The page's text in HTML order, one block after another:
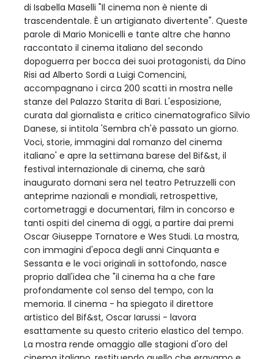
di Isabella Maselli "Il cinema non è niente di
trascendentale. È un artigianato divertente". Queste
parole di Mario Monicelli e tante altre che hanno
raccontato il cinema italiano del secondo
dopoguerra per bocca dei suoi protagonisti, da Dino
Risi ad Alberto Sordi a Luigi Comencini,
accompagnano i circa 200 scatti in mostra nelle
stanze del Palazzo Starita di Bari. L'esposizione,
curata dal giornalista e critico cinematografico Silvio
Danese, si intitola 'Sembra ch'è passato un giorno.
Voci, storie, immagini dal romanzo del cinema
italiano' e apre la settimana barese del Bif&st, il
festival internazionale di cinema, che sarà
inaugurato domani sera nel teatro Petruzzelli con
anteprime nazionali e mondiali, retrospettive,
cortometraggi e documentari, film in concorso e
tanti ospiti del cinema di oggi, a partire dai premi
Oscar Giuseppe Tornatore e Wes Studi. La mostra,
con immagini d'epoca degli anni Cinquanta e
Sessanta e le voci originali in sottofondo, nasce
proprio dall'idea che "il cinema ha a che fare
profondamente col senso del tempo, con la
memoria. Il cinema - ha spiegato il direttore
artistico del Bif&st, Oscar Iarussi - lavora
esattamente su questo criterio elastico del tempo.
La mostra rende omaggio alle stagioni d'oro del